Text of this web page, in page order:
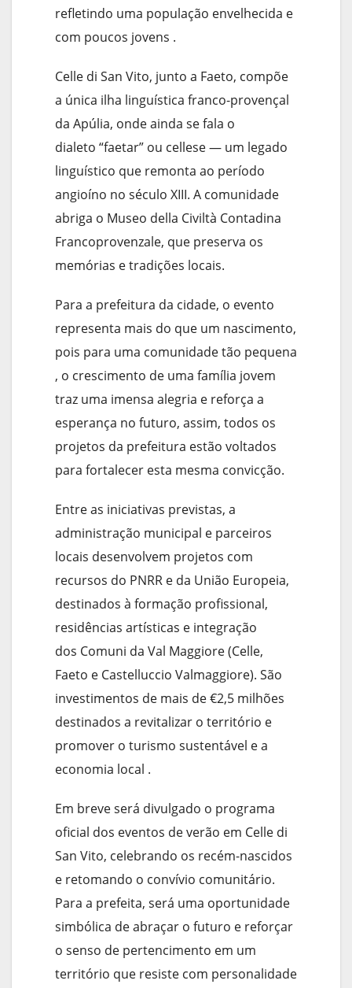
refletindo uma população envelhecida e
com poucos jovens .
Celle di San Vito, junto a Faeto, compõe
a única ilha linguística franco-provençal
da Apúlia, onde ainda se fala o
dialeto “faetar” ou cellese — um legado
linguístico que remonta ao período
angioíno no século XIII. A comunidade
abriga o Museo della Civiltà Contadina
Francoprovenzale, que preserva os
memórias e tradições locais.
Para a prefeitura da cidade, o evento
representa mais do que um nascimento,
pois para uma comunidade tão pequena
, o crescimento de uma família jovem
traz uma imensa alegria e reforça a
esperança no futuro, assim, todos os
projetos da prefeitura estão voltados
para fortalecer esta mesma convicção.
Entre as iniciativas previstas, a
administração municipal e parceiros
locais desenvolvem projetos com
recursos do PNRR e da União Europeia,
destinados à formação profissional,
residências artísticas e integração
dos Comuni da Val Maggiore (Celle,
Faeto e Castelluccio Valmaggiore). São
investimentos de mais de €2,5 milhões
destinados a revitalizar o território e
promover o turismo sustentável e a
economia local .
Em breve será divulgado o programa
oficial dos eventos de verão em Celle di
San Vito, celebrando os recém-nascidos
e retomando o convívio comunitário.
Para a prefeita, será uma oportunidade
simbólica de abraçar o futuro e reforçar
o senso de pertencimento em um
território que resiste com personalidade